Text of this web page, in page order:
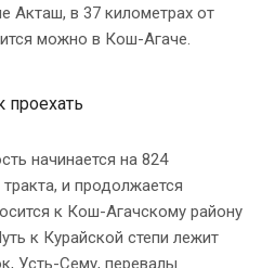
Акташ, в 37 километрах от
можно в Кош-Агаче.
проехать
начинается на 824
и продолжается
к Кош-Агачскому району
к Курайской степи лежит
Усть-Сему, перевалы